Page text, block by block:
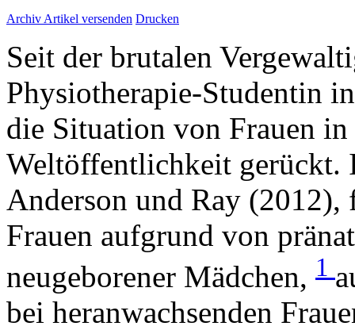
Archiv Artikel versenden Drucken
Seit der brutalen
Physiotherapie-Studentin
die Situation von Frauen
Weltöffentlichkeit gerückt.
Anderson und Ray
Frauen aufgrund von
neugeborener Mädchen, 1
bei heranwachsenden